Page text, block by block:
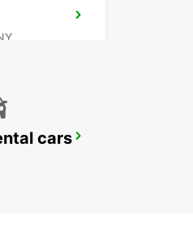
FRANKFURT AP 24H OPEN T1 -IKC-
cars